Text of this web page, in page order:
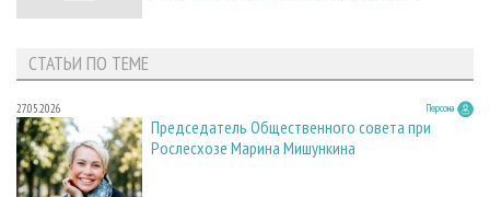
СТАТЬИ ПО ТЕМЕ
27.05.2026 Персона
Председатель Общественного совета при
Рослесхозе Марина Мишункина